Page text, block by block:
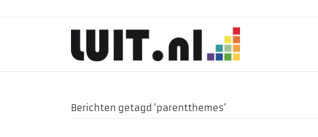
Berichten getagd ‘parentthemes’